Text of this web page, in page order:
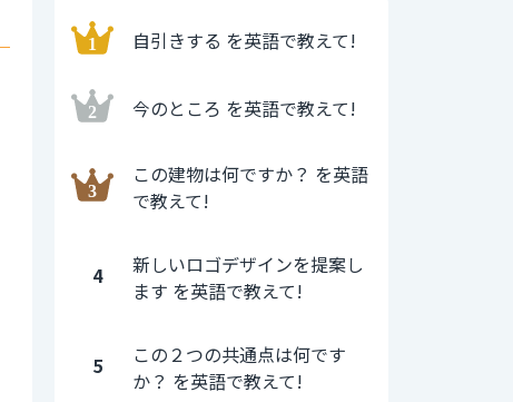
自引きする を英語で教えて!
今のところ を英語で教えて!
この建物は何ですか？ を英語
で教えて!
4
新しいロゴデザインを提案し
ます を英語で教えて!
5
この２つの共通点は何です
か？ を英語で教えて!